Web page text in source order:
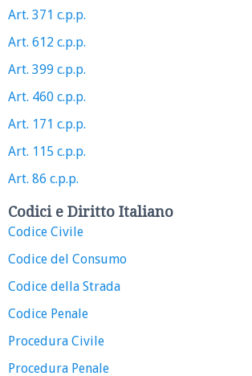
Art. 371 c.p.p.
Art. 612 c.p.p.
Art. 399 c.p.p.
Art. 460 c.p.p.
Art. 171 c.p.p.
Art. 115 c.p.p.
Art. 86 c.p.p.
Codici e Diritto Italiano
Codice Civile
Codice del Consumo
Codice della Strada
Codice Penale
Procedura Civile
Procedura Penale